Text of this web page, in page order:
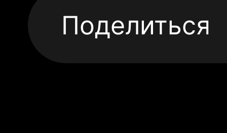
Поделиться